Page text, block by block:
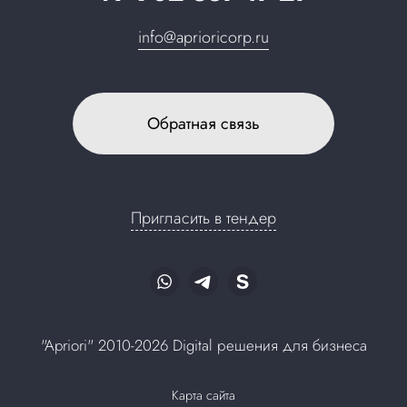
info@aprioricorp.ru
Обратная связь
Пригласить в тендер
"Apriori" 2010-2026 Digital решения для бизнеса
Карта сайта